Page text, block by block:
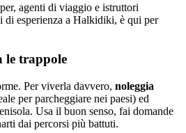
agenti di viaggio e istruttori
di esperienza a Halkidiki, è qui per
le trappole
Per viverla davvero, noleggia
per parcheggiare nei paesi) ed
Usa il buon senso, fai domande
dai percorsi più battuti.